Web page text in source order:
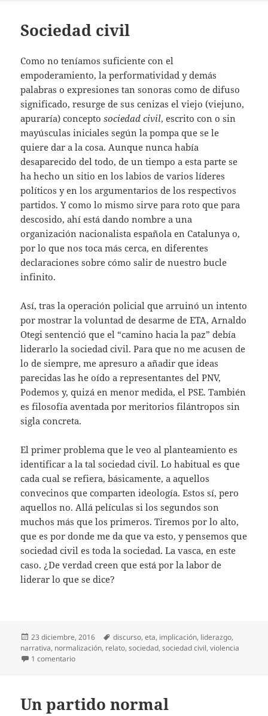
Sociedad civil
Como no teníamos suficiente con el
empoderamiento, la performatividad y demás
palabras o expresiones tan sonoras como de difuso
significado, resurge de sus cenizas el viejo (viejuno,
apuraría) conceptosociedad civil, escrito con o sin
mayúsculas iniciales según la pompa que se le
quiere dar a la cosa. Aunque nunca había
desaparecido del todo, de un tiempo a esta parte se
ha hecho un sitio en los labios de varios líderes
políticos y en los argumentarios de los respectivos
partidos. Y como lo mismo sirve para roto que para
descosido, ahí está dando nombre a una
organización nacionalista española en Catalunya o,
por lo que nos toca más cerca, en diferentes
declaraciones sobre cómo salir de nuestro bucle
infinito.
Así, tras la operación policial que arruinó un intento
por mostrar la voluntad de desarme de ETA, Arnaldo
Otegi sentenció que el “camino hacia la paz” debía
liderarlo la sociedad civil. Para que no me acusen de
lo de siempre, me apresuro a añadir que ideas
parecidas las he oído a representantes del PNV,
Podemos y, quizá en menor medida, el PSE. También
es filosofía aventada por meritorios filántropos sin
sigla concreta.
El primer problema que le veo al planteamiento es
identificar a la tal sociedad civil. Lo habitual es que
cada cual se refiera, básicamente, a aquellos
convecinos que comparten ideología. Estos sí, pero
aquellos no. Allá películas si los segundos son
muchos más que los primeros. Tiremos por lo alto,
que es por donde me da que va esto, y pensemos que
sociedad civil es toda la sociedad. La vasca, en este
caso. ¿De verdad creen que está por la labor de
liderar lo que se dice?
Publicado
el
23 diciembre, 2016 Etiquetas
discurso,eta, implicación, liderazgo,
narrativa, normalización, relato,sociedad,sociedad civil,violencia
1 comentarioen Sociedad civil
Un partido normal